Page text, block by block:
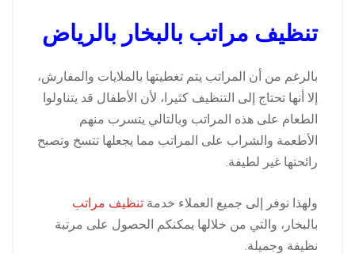
تنظيف مراتب بالبخار بالرياض
بالرغم من أن المراتب يتم تغطيتها بالملايات والمفارش،
إلا أنها تحتاج إلى التنظيف كثيرا، لأن الأطفال قد يتناولوا
الطعام على هذه المراتب وبالتالي يتسرب منهم
الأطعمة والشراب على المراتب مما يجعلها تتسخ وتصبح
رائحتها غير لطيفة.
ولهذا نوفر إلى جميع العملاء خدمة تنظيف مراتب
بالبخار، والتي من خلالها يمكنكم الحصول على مرتبة
نظيفة وجميلة.